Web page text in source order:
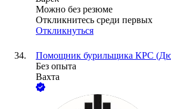
Можно без резюме
Откликнитесь среди первых
Откликнуться
Помощник бурильщика КРС
Без опыта
Вахта